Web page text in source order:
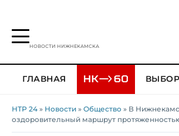
НОВОСТИ НИЖНЕКАМСКА
ГЛАВНАЯ
НТР 24 » Новости » Общество » В
оздоровительный маршрут